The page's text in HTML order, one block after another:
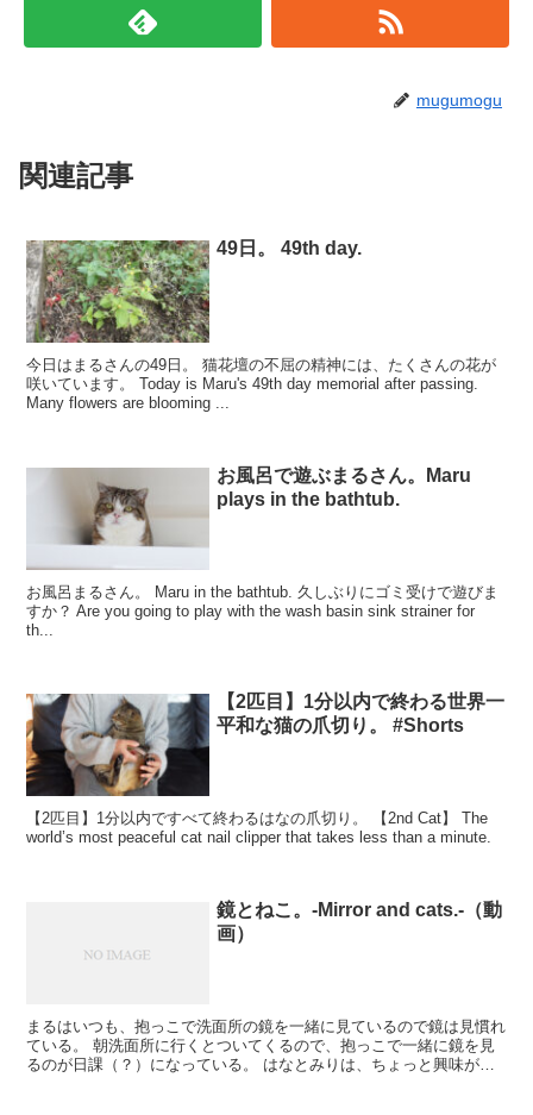
mugumogu
関連記事
49日。 49th day.
今日はまるさんの49日。 猫花壇の不屈の精神には、たくさんの花が
咲いています。 Today is Maru's 49th day memorial after passing.
Many flowers are blooming ...
お風呂で遊ぶまるさん。Maru
plays in the bathtub.
お風呂まるさん。 Maru in the bathtub. 久しぶりにゴミ受けで遊びま
すか？ Are you going to play with the wash basin sink strainer for
th...
【2匹目】1分以内で終わる世界一
平和な猫の爪切り。 #Shorts
【2匹目】1分以内ですべて終わるはなの爪切り。 【2nd Cat】 The
world’s most peaceful cat nail clipper that takes less than a minute.
鏡とねこ。-Mirror and cats.-（動
画）
まるはいつも、抱っこで洗面所の鏡を一緒に見ているので鏡は見慣れ
ている。 朝洗面所に行くとついてくるので、抱っこで一緒に鏡を見
るのが日課（？）になっている。 はなとみりは、ちょっと興味があ